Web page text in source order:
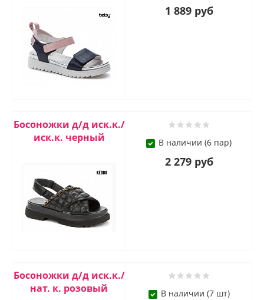
1 889 руб
Босоножки д/д иск.к./
иск.к. черный
В наличии (6 пар)
2 279 руб
Босоножки д/д иск.к./
нат. к. розовый
В наличии (7 шт)